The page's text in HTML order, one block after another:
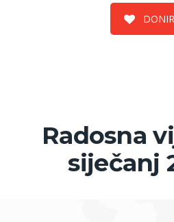
Radosna
siječanj